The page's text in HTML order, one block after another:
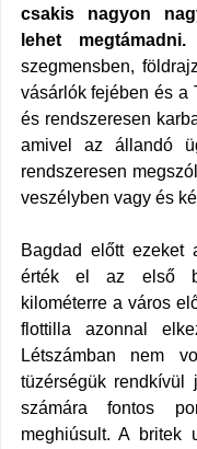
csakis nagyon
lehet megtámadni.
szegmensben,
vásárlók fejében és a
és rendszeresen
amivel az állandó
rendszeresen
veszélyben vagy és
Bagdad előtt ezeket
érték el az első
kilométerre a város
flottilla azonnal
Létszámban nem
tüzérségük
számára fontos
meghiúsult. A britek